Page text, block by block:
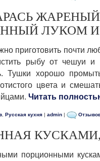
ЛУКОМ
приготовить почти
рыбу от чешуи и
Тушки хорошо
цвета и
Читать
Русская кухня | admin |
порционными